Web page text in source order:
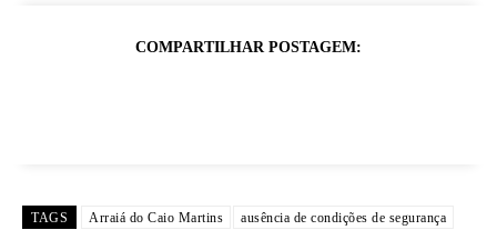
COMPARTILHAR POSTAGEM:
TAGS Arraiá do Caio Martins
ausência de condições de segurança